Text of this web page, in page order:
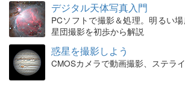
デジタル天体写真入門
PCソフトで撮影＆処理。明るい
星団撮影を初歩から解説
惑星を撮影しよう
CMOSカメラで動画撮影、ステラ